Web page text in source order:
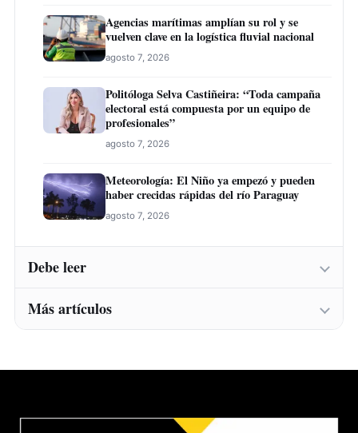
Agencias marítimas amplían su rol y se
vuelven clave en la logística fluvial nacional
agosto 7, 2026
Politóloga Selva Castiñeira: “Toda campaña
electoral está compuesta por un equipo de
profesionales”
agosto 7, 2026
Meteorología: El Niño ya empezó y pueden
haber crecidas rápidas del río Paraguay
agosto 7, 2026
Debe leer
Instituto Belén abre inscripciones para una
más mercados
Más artículos